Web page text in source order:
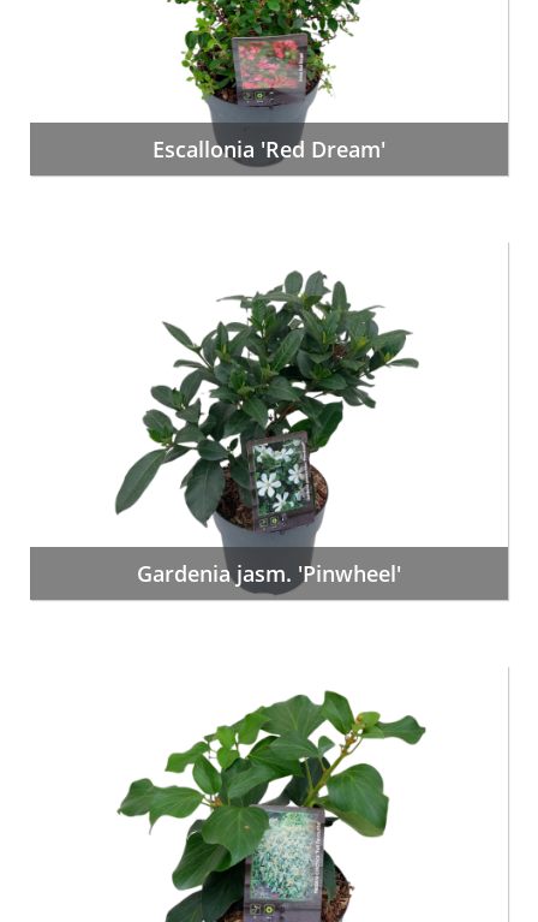
Escallonia 'Red Dream'
Gardenia jasm. 'Pinwheel'